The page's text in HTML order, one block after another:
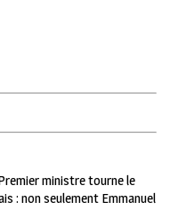
ministre tourne le
: non seulement Emmanuel